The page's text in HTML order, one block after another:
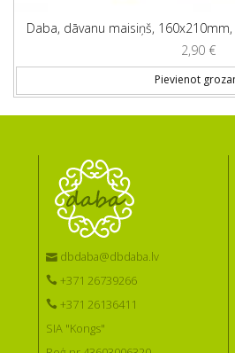
Daba, dāvanu maisiņš,
2,90 €
Pievienot
dbdaba@dbdaba.lv
+371 26739266
+371 26136411
SIA "Kongs"